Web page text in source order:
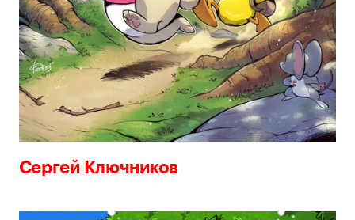
Сергей Ключников